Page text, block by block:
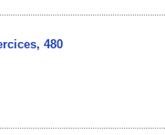
480